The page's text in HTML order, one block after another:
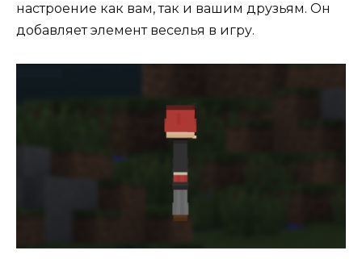
настроение как вам, так и вашим друзьям. Он
добавляет элемент веселья в игру.